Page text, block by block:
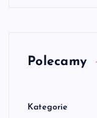
Polecamy
Kategorie